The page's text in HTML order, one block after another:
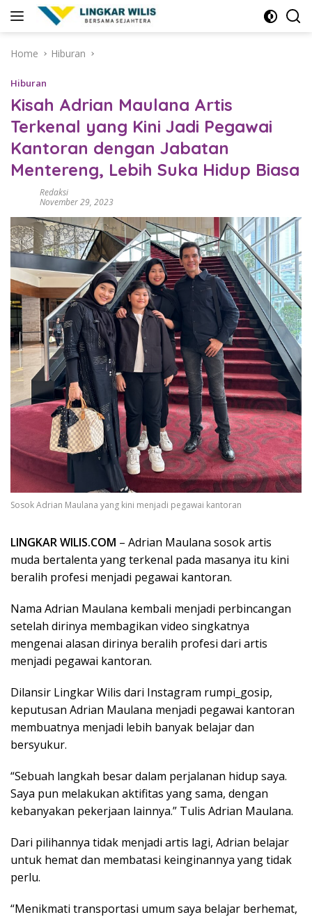
Home
Hiburan
Hiburan
Kisah Adrian Maulana Artis
Terkenal yang Kini Jadi Pegawai
Kantoran dengan Jabatan
Mentereng, Lebih Suka Hidup Biasa
Redaksi
November 29, 2023
Sosok Adrian Maulana yang kini menjadi pegawai kantoran
LINGKAR WILIS.COM – Adrian Maulana sosok artis
muda bertalenta yang terkenal pada masanya itu kini
beralih profesi menjadi pegawai kantoran.
Nama Adrian Maulana kembali menjadi perbincangan
setelah dirinya membagikan video singkatnya
mengenai alasan dirinya beralih profesi dari artis
menjadi pegawai kantoran.
Dilansir Lingkar Wilis dari Instagram rumpi_gosip,
keputusan Adrian Maulana menjadi pegawai kantoran
membuatnya menjadi lebih banyak belajar dan
bersyukur.
“Sebuah langkah besar dalam perjalanan hidup saya.
Saya pun melakukan aktifitas yang sama, dengan
kebanyakan pekerjaan lainnya.” Tulis Adrian Maulana.
Dari pilihannya tidak menjadi artis lagi, Adrian belajar
untuk hemat dan membatasi keinginannya yang tidak
perlu.
“Menikmati transportasi umum saya belajar berhemat,